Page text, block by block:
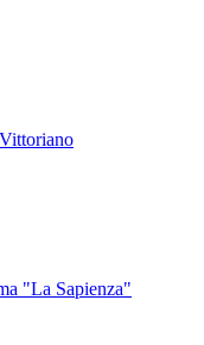
"La Sapienza"